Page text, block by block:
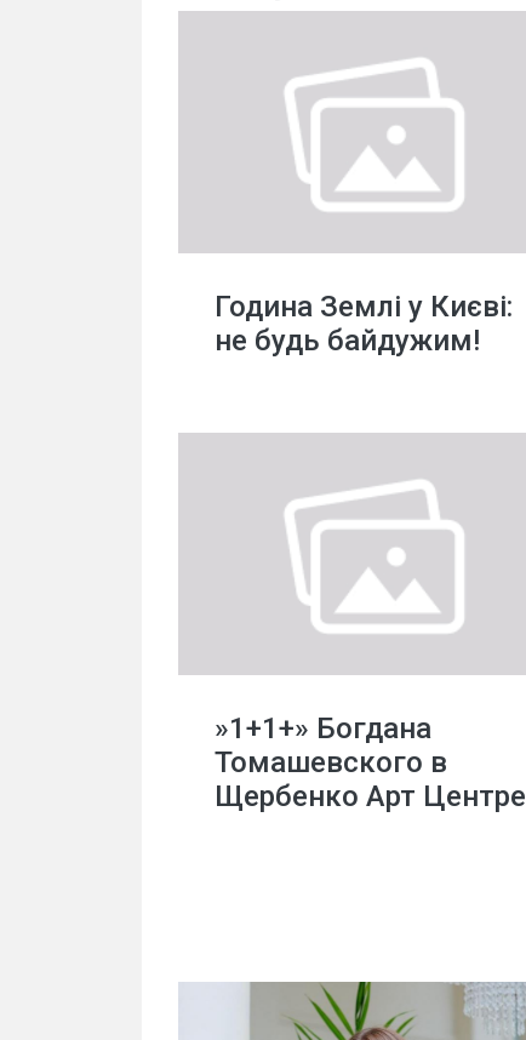
Година Землі у Києві:
не будь байдужим!
»1+1+» Богдана
Томашевского в
Щербенко Арт Центре